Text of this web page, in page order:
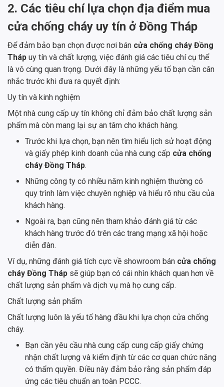
2. Các tiêu chí lựa chọn địa điểm mua
cửa chống cháy uy tín ở Đồng Tháp
Để đảm bảo bạn chọn được nơi bán cửa chống cháy Đồng
Tháp uy tín và chất lượng, việc đánh giá các tiêu chí cụ thể
là vô cùng quan trọng. Dưới đây là những yếu tố bạn cần cân
nhắc trước khi đưa ra quyết định:
Uy tín và kinh nghiệm
Một nhà cung cấp uy tín không chỉ đảm bảo chất lượng sản
phẩm mà còn mang lại sự an tâm cho khách hàng.
Trước khi lựa chọn, bạn nên tìm hiểu lịch sử hoạt động
và giấy phép kinh doanh của nhà cung cấp cửa chống
cháy Đồng Tháp.
Những công ty có nhiều năm kinh nghiệm thường có
quy trình làm việc chuyên nghiệp và hiểu rõ nhu cầu của
khách hàng.
Ngoài ra, bạn cũng nên tham khảo đánh giá từ các
khách hàng trước đó trên các trang mạng xã hội hoặc
diễn đàn.
Ví dụ, những đánh giá tích cực về showroom bán cửa chống
cháy Đồng Tháp sẽ giúp bạn có cái nhìn khách quan hơn về
chất lượng sản phẩm và dịch vụ mà họ cung cấp.
Chất lượng sản phẩm
Chất lượng luôn là yếu tố hàng đầu khi lựa chọn cửa chống
cháy.
Bạn cần yêu cầu nhà cung cấp cung cấp giấy chứng
nhận chất lượng và kiểm định từ các cơ quan chức năng
có thẩm quyền. Điều này đảm bảo rằng sản phẩm đáp
ứng các tiêu chuẩn an toàn PCCC.